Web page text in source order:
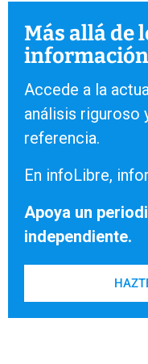
Más allá de
Accede a la
análisis riguroso
referencia.
En infoLibre,
Apoya un
independiente.